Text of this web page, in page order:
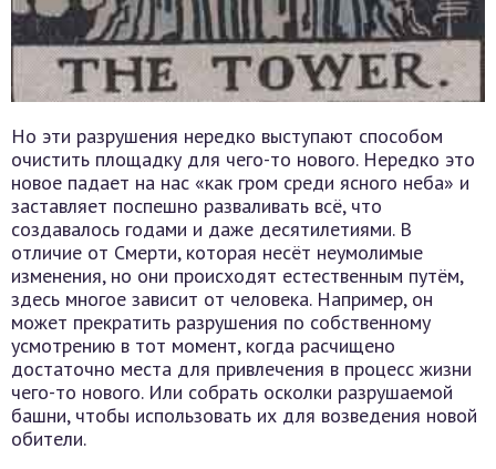
Но эти разрушения нередко выступают способом
очистить площадку для чего-то нового. Нередко это
новое падает на нас «как гром среди ясного неба» и
заставляет поспешно разваливать всё, что
создавалось годами и даже десятилетиями. В
отличие от Смерти, которая несёт неумолимые
изменения, но они происходят естественным путём,
здесь многое зависит от человека. Например, он
может прекратить разрушения по собственному
усмотрению в тот момент, когда расчищено
достаточно места для привлечения в процесс жизни
чего-то нового. Или собрать осколки разрушаемой
башни, чтобы использовать их для возведения новой
обители.